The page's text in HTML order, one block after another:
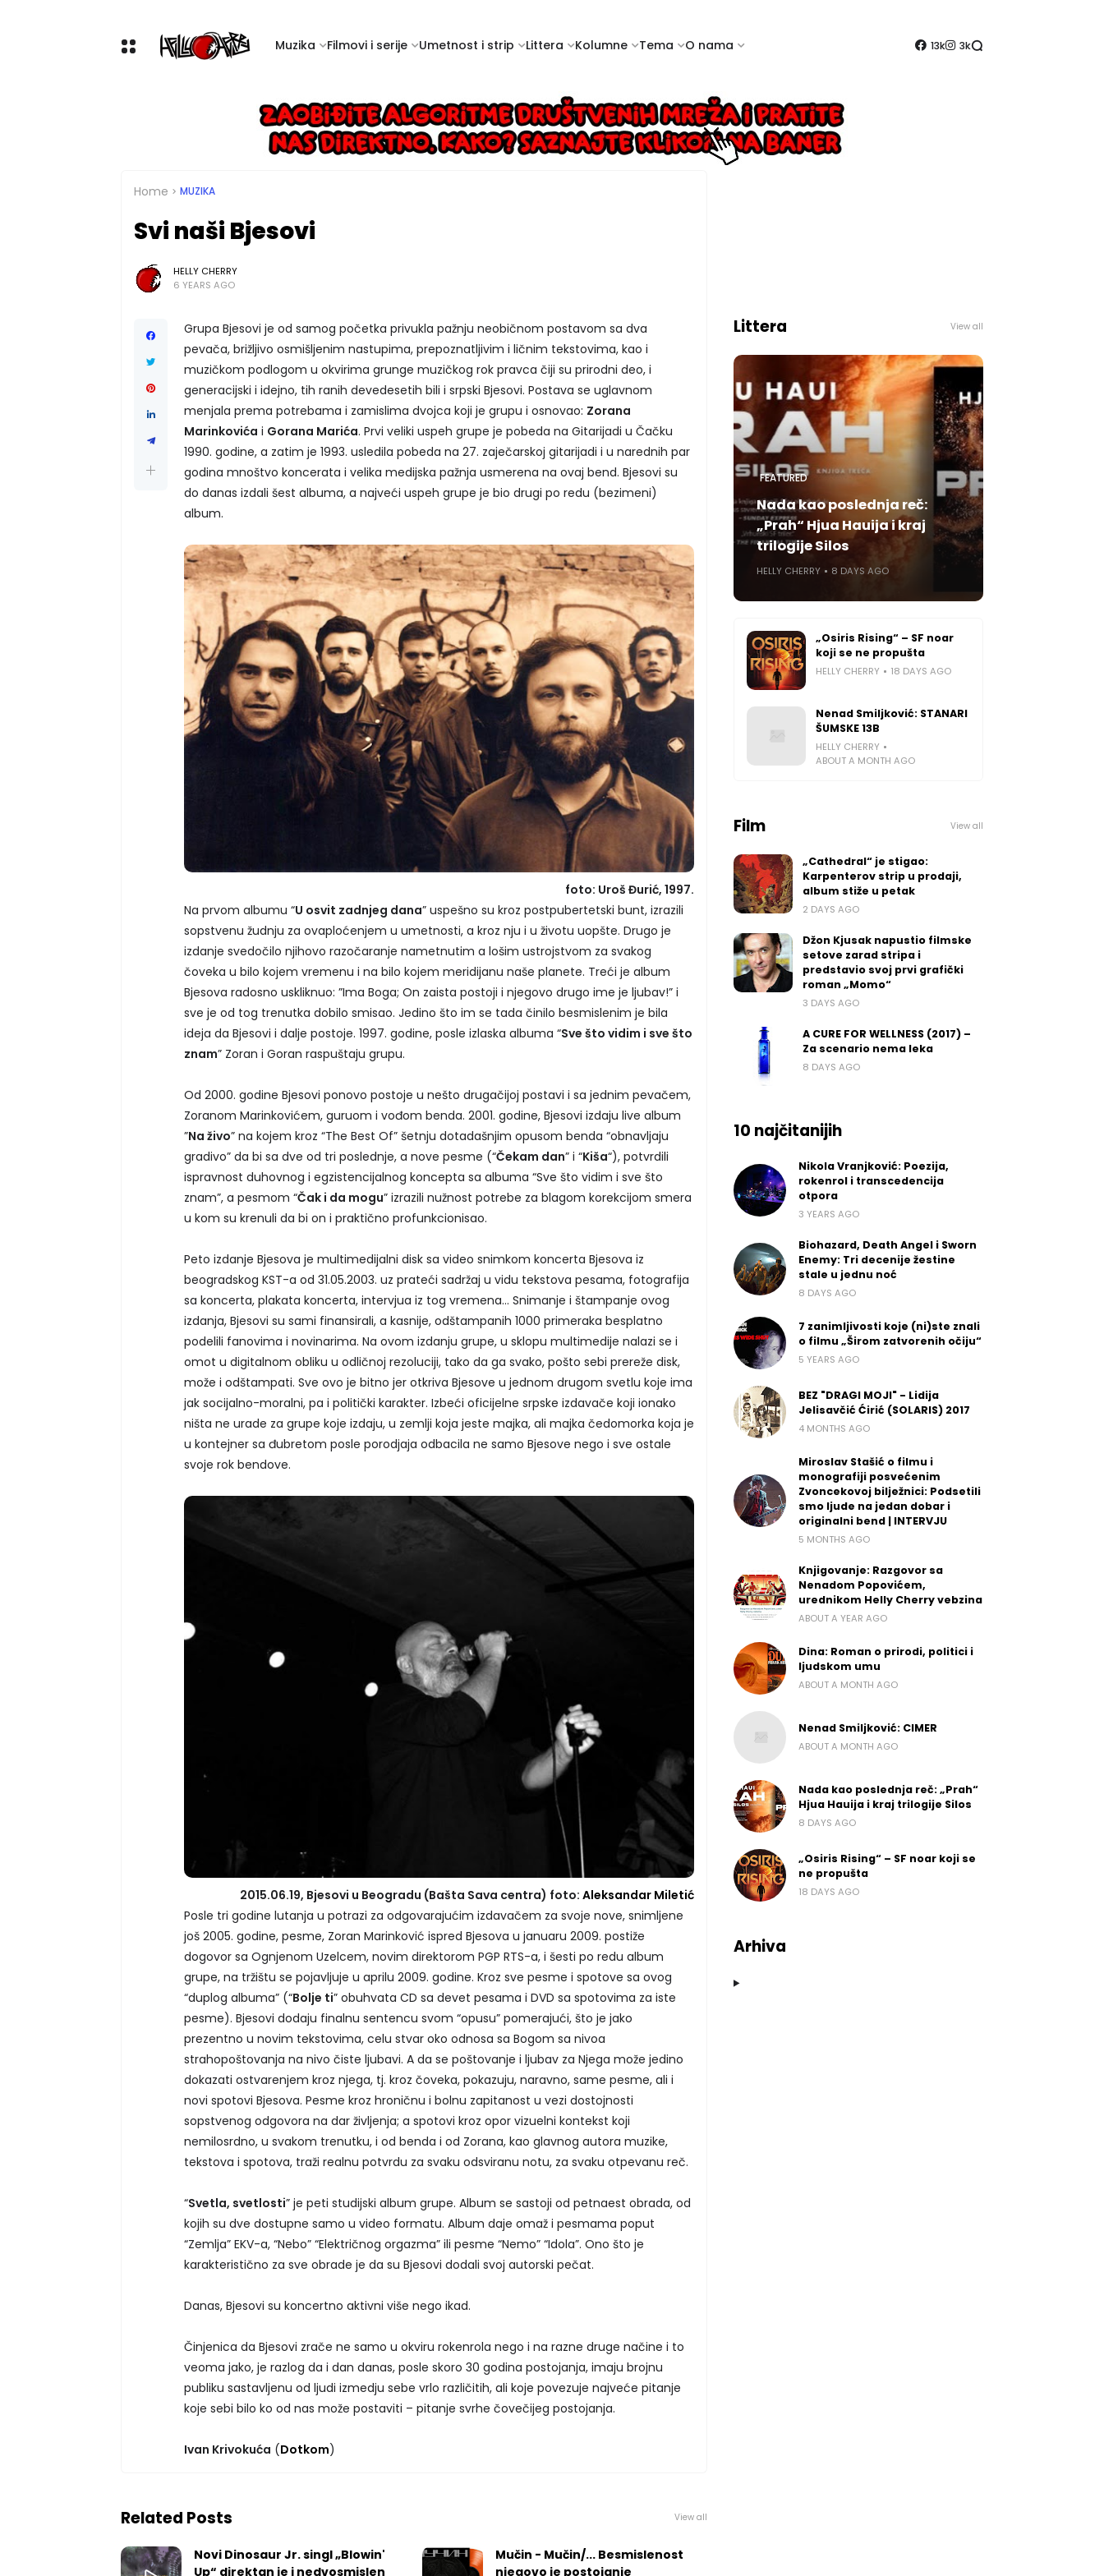
Muzika Filmovi i serije Umetnost i strip Littera Kolumne Tema O nama 13k 3k
Home MUZIKA
Svi naši Bjesovi
HELLY CHERRY
6 YEARS AGO
Grupa Bjesovi je od samog početka privukla pažnju neobičnom postavom sa dva
pevača, brižljivo osmišljenim nastupima, prepoznatljivim i ličnim tekstovima, kao i
muzičkom podlogom u okvirima grunge muzičkog rok pravca čiji su prirodni deo, i
generacijski i idejno, tih ranih devedesetih bili i srpski Bjesovi. Postava se uglavnom
menjala prema potrebama i zamislima dvojca koji je grupu i osnovao: Zorana
Marinkovića i Gorana Marića. Prvi veliki uspeh grupe je pobeda na Gitarijadi u Čačku
1990. godine, a zatim je 1993. usledila pobeda na 27. zaječarskoj gitarijadi i u narednih par
godina mnoštvo koncerata i velika medijska pažnja usmerena na ovaj bend. Bjesovi su
do danas izdali šest albuma, a najveći uspeh grupe je bio drugi po redu (bezimeni)
album.
foto: Uroš Đurić, 1997.
Na prvom albumu “U osvit zadnjeg dana” uspešno su kroz postpubertetski bunt, izrazili
sopstvenu žudnju za ovaploćenjem u umetnosti, a kroz nju i u životu uopšte. Drugo je
izdanje svedočilo njihovo razočaranje nametnutim a lošim ustrojstvom za svakog
čoveka u bilo kojem vremenu i na bilo kojem meridijanu naše planete. Treći je album
Bjesova radosno uskliknuo: ”Ima Boga; On zaista postoji i njegovo drugo ime je ljubav!” i
sve je od tog trenutka dobilo smisao. Jedino što im se tada činilo besmislenim je bila
ideja da Bjesovi i dalje postoje. 1997. godine, posle izlaska albuma “Sve što vidim i sve što
znam” Zoran i Goran raspuštaju grupu.
Od 2000. godine Bjesovi ponovo postoje u nešto drugačijoj postavi i sa jednim pevačem,
Zoranom Marinkovićem, guruom i vođom benda. 2001. godine, Bjesovi izdaju live album
”Na živo” na kojem kroz “The Best Of” šetnju dotadašnjim opusom benda “obnavljaju
gradivo” da bi sa dve od tri poslednje, a nove pesme (“Čekam dan” i “Kiša“), potvrdili
ispravnost duhovnog i egzistencijalnog koncepta sa albuma “Sve što vidim i sve što
znam”, a pesmom “Čak i da mogu” izrazili nužnost potrebe za blagom korekcijom smera
u kom su krenuli da bi on i praktično profunkcionisao.
Peto izdanje Bjesova je multimedijalni disk sa video snimkom koncerta Bjesova iz
beogradskog KST-a od 31.05.2003. uz prateći sadržaj u vidu tekstova pesama, fotografija
sa koncerta, plakata koncerta, intervjua iz tog vremena… Snimanje i štampanje ovog
izdanja, Bjesovi su sami finansirali, a kasnije, odštampanih 1000 primeraka besplatno
podelili fanovima i novinarima. Na ovom izdanju grupe, u sklopu multimedije nalazi se i
omot u digitalnom obliku u odličnoj rezoluciji, tako da ga svako, pošto sebi prereže disk,
može i odštampati. Sve ovo je bitno jer otkriva Bjesove u jednom drugom svetlu koje ima
jak socijalno-moralni, pa i politički karakter. Izbeći oficijelne srpske izdavače koji ionako
ništa ne urade za grupe koje izdaju, u zemlji koja jeste majka, ali majka čedomorka koja je
u kontejner sa đubretom posle porodjaja odbacila ne samo Bjesove nego i sve ostale
svoje rok bendove.
2015.06.19, Bjesovi u Beogradu (Bašta Sava centra) foto: Aleksandar Miletić
Posle tri godine lutanja u potrazi za odgovarajućim izdavačem za svoje nove, snimljene
još 2005. godine, pesme, Zoran Marinković ispred Bjesova u januaru 2009. postiže
dogovor sa Ognjenom Uzelcem, novim direktorom PGP RTS-a, i šesti po redu album
grupe, na tržištu se pojavljuje u aprilu 2009. godine. Kroz sve pesme i spotove sa ovog
“duplog albuma” (“Bolje ti” obuhvata CD sa devet pesama i DVD sa spotovima za iste
pesme). Bjesovi dodaju finalnu sentencu svom “opusu” pomerajući, što je jako
prezentno u novim tekstovima, celu stvar oko odnosa sa Bogom sa nivoa
strahopoštovanja na nivo čiste ljubavi. A da se poštovanje i ljubav za Njega može jedino
dokazati ostvarenjem kroz njega, tj. kroz čoveka, pokazuju, naravno, same pesme, ali i
novi spotovi Bjesova. Pesme kroz hroničnu i bolnu zapitanost u vezi dostojnosti
sopstvenog odgovora na dar življenja; a spotovi kroz opor vizuelni kontekst koji
nemilosrdno, u svakom trenutku, i od benda i od Zorana, kao glavnog autora muzike,
tekstova i spotova, traži realnu potvrdu za svaku odsviranu notu, za svaku otpevanu reč.
“Svetla, svetlosti” je peti studijski album grupe. Album se sastoji od petnaest obrada, od
kojih su dve dostupne samo u video formatu. Album daje omaž i pesmama poput
“Zemlja” EKV-a, “Nebo” “Električnog orgazma” ili pesme “Nemo” “Idola”. Ono što je
karakteristično za sve obrade je da su Bjesovi dodali svoj autorski pečat.
Danas, Bjesovi su koncertno aktivni više nego ikad.
Činjenica da Bjesovi zrače ne samo u okviru rokenrola nego i na razne druge načine i to
veoma jako, je razlog da i dan danas, posle skoro 30 godina postojanja, imaju brojnu
publiku sastavljenu od ljudi izmedju sebe vrlo različitih, ali koje povezuje najveće pitanje
koje sebi bilo ko od nas može postaviti – pitanje svrhe čovečijeg postojanja.
Ivan Krivokuća (Dotkom)
Related Posts View all
Novi Dinosaur Jr. singl „Blowin'
Up“ direktan je i nedvosmislen
Mučin - Mučin/... Besmislenost
njegovo je postojanje
Littera View all
FEATURED
Nada kao poslednja reč:
„Prah“ Hjua Hauija i kraj
trilogije Silos
HELLY CHERRY 8 DAYS AGO
„Osiris Rising“ – SF noar
koji se ne propušta
HELLY CHERRY 18 DAYS AGO
Nenad Smiljković: STANARI
ŠUMSKE 13B
HELLY CHERRY
ABOUT A MONTH AGO
Film View all
„Cathedral“ je stigao:
Karpenterov strip u prodaji,
album stiže u petak
2 DAYS AGO
Džon Kjusak napustio filmske
setove zarad stripa i
predstavio svoj prvi grafički
roman „Momo“
3 DAYS AGO
A CURE FOR WELLNESS (2017) –
Za scenario nema leka
8 DAYS AGO
10 najčitanijih
Nikola Vranjković: Poezija,
rokenrol i transcedencija
otpora
3 YEARS AGO
Biohazard, Death Angel i Sworn
Enemy: Tri decenije žestine
stale u jednu noć
8 DAYS AGO
7 zanimljivosti koje (ni)ste znali
o filmu „Širom zatvorenih očiju“
5 YEARS AGO
BEZ "DRAGI MOJI" - Lidija
Jelisavčić Ćirić (SOLARIS) 2017
4 MONTHS AGO
Miroslav Stašić o filmu i
monografiji posvećenim
Zvoncekovoj bilježnici: Podsetili
smo ljude na jedan dobar i
originalni bend | INTERVJU
5 MONTHS AGO
Knjigovanje: Razgovor sa
Nenadom Popovićem,
urednikom Helly Cherry vebzina
ABOUT A YEAR AGO
Dina: Roman o prirodi, politici i
ljudskom umu
ABOUT A MONTH AGO
Nenad Smiljković: CIMER
ABOUT A MONTH AGO
Nada kao poslednja reč: „Prah“
Hjua Hauija i kraj trilogije Silos
8 DAYS AGO
„Osiris Rising“ – SF noar koji se
ne propušta
18 DAYS AGO
Arhiva